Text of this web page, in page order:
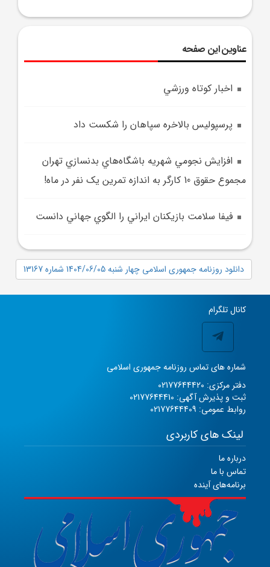
عناوین این صفحه
اخبار کوتاه ورزشي
پرسپوليس بالاخره سپاهان را شکست داد
افزايش نجومي شهريه باشگاه‌هاي بدنسازي تهران
مجموع حقوق 10 کارگر به اندازه تمرين يک نفر در ماه!
فيفا سلامت بازيکنان ايراني را الگوي جهاني دانست
دانلود روزنامه جمهوری اسلامی چهار شنبه 1404/06/05 شماره 13167
کانال تلگرام
شماره های تماس روزنامه جمهوری اسلامی
دفتر مرکزی: 02177644420
ثبت و پذیرش آگهی: 02177644410
روابط عمومی: 02177644409
لینک های کاربردی
درباره ما
تماس با ما
برنامه‌های آینده